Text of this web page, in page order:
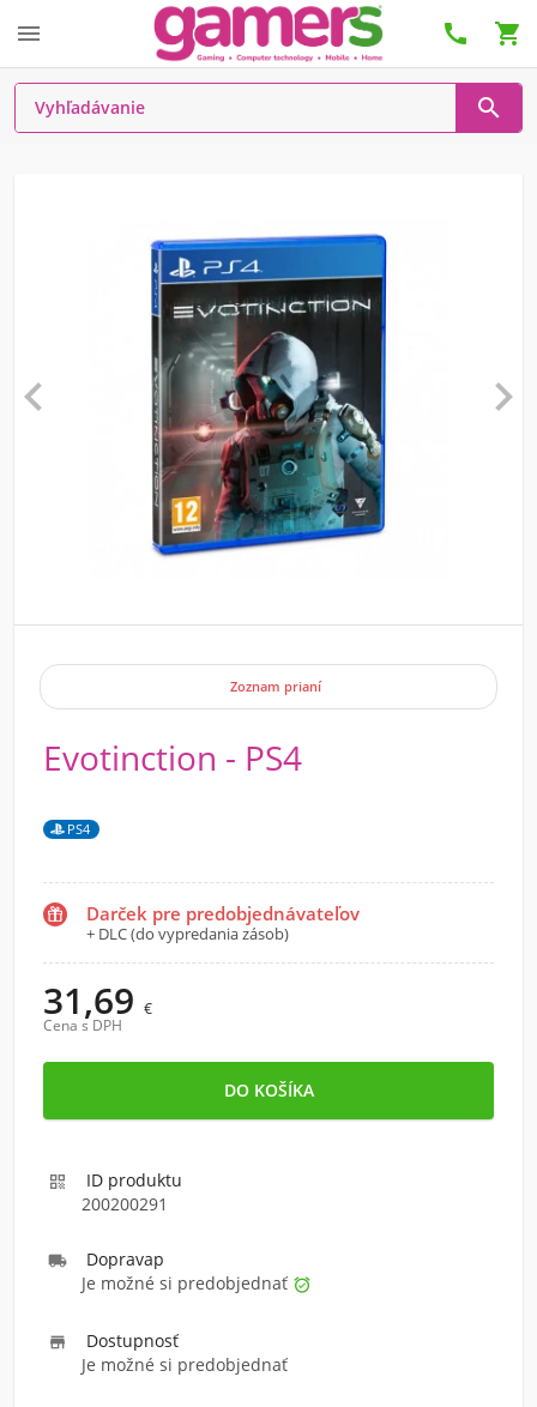
  

 
Zoznam prianí
Evotinction - PS4
PS4
Darček pre predobjednávateľov
+ DLC (do vypredania zásob)
31,69 €
Cena s DPH

ID produktu
200200291
 Dopravap
Je možné si predobjednať 

Dostupnosť
Je možné si predobjednať